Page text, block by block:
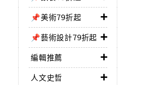
📌美術79折起
📌藝術設計79折起
編輯推薦
人文史哲